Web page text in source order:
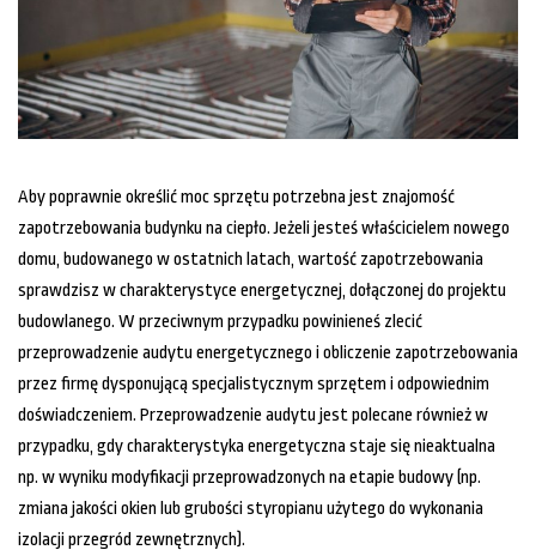
Aby poprawnie określić moc sprzętu potrzebna jest znajomość
zapotrzebowania budynku na ciepło. Jeżeli jesteś właścicielem nowego
domu, budowanego w ostatnich latach, wartość zapotrzebowania
sprawdzisz w charakterystyce energetycznej, dołączonej do projektu
budowlanego. W przeciwnym przypadku powinieneś zlecić
przeprowadzenie audytu energetycznego i obliczenie zapotrzebowania
przez firmę dysponującą specjalistycznym sprzętem i odpowiednim
doświadczeniem. Przeprowadzenie audytu jest polecane również w
przypadku, gdy charakterystyka energetyczna staje się nieaktualna
np. w wyniku modyfikacji przeprowadzonych na etapie budowy (np.
zmiana jakości okien lub grubości styropianu użytego do wykonania
izolacji przegród zewnętrznych).